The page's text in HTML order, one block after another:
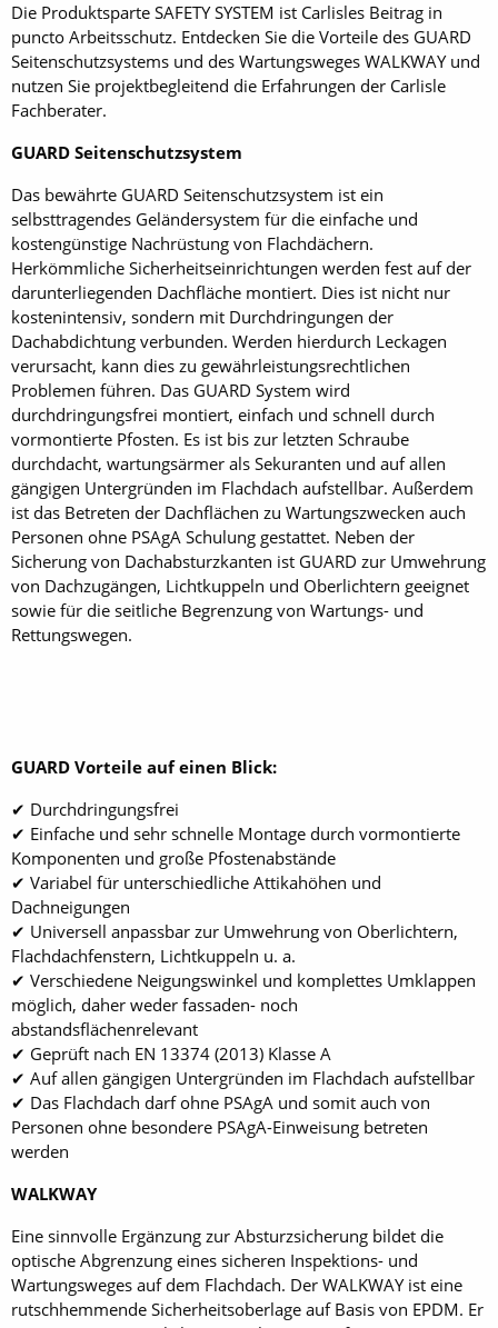
Die Produktsparte SAFETY SYSTEM ist Carlisles Beitrag in
puncto Arbeitsschutz. Entdecken Sie die Vorteile des GUARD
Seitenschutzsystems und des Wartungsweges WALKWAY und
nutzen Sie projektbegleitend die Erfahrungen der Carlisle
Fachberater.
GUARD Seitenschutzsystem
Das bewährte GUARD Seitenschutzsystem ist ein
selbsttragendes Geländersystem für die einfache und
kostengünstige Nachrüstung von Flachdächern.
Herkömmliche Sicherheitseinrichtungen werden fest auf der
darunterliegenden Dachfläche montiert. Dies ist nicht nur
kostenintensiv, sondern mit Durchdringungen der
Dachabdichtung verbunden. Werden hierdurch Leckagen
verursacht, kann dies zu gewährleistungsrechtlichen
Problemen führen. Das GUARD System wird
durchdringungsfrei montiert, einfach und schnell durch
vormontierte Pfosten. Es ist bis zur letzten Schraube
durchdacht, wartungsärmer als Sekuranten und auf allen
gängigen Untergründen im Flachdach aufstellbar. Außerdem
ist das Betreten der Dachflächen zu Wartungszwecken auch
Personen ohne PSAgA Schulung gestattet. Neben der
Sicherung von Dachabsturzkanten ist GUARD zur Umwehrung
von Dachzugängen, Lichtkuppeln und Oberlichtern geeignet
sowie für die seitliche Begrenzung von Wartungs- und
Rettungswegen.
GUARD Vorteile auf einen Blick:
✔ Durchdringungsfrei
✔ Einfache und sehr schnelle Montage durch vormontierte
Komponenten und große Pfostenabstände
✔ Variabel für unterschiedliche Attikahöhen und
Dachneigungen
✔ Universell anpassbar zur Umwehrung von Oberlichtern,
Flachdachfenstern, Lichtkuppeln u. a.
✔ Verschiedene Neigungswinkel und komplettes Umklappen
möglich, daher weder fassaden- noch
abstandsflächenrelevant
✔ Geprüft nach EN 13374 (2013) Klasse A
✔ Auf allen gängigen Untergründen im Flachdach aufstellbar
✔ Das Flachdach darf ohne PSAgA und somit auch von
Personen ohne besondere PSAgA-Einweisung betreten
werden
WALKWAY
Eine sinnvolle Ergänzung zur Absturzsicherung bildet die
optische Abgrenzung eines sicheren Inspektions- und
Wartungsweges auf dem Flachdach. Der WALKWAY ist eine
rutschhemmende Sicherheitsoberlage auf Basis von EPDM. Er